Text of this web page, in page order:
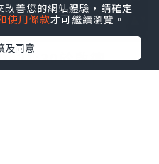
於啟德
善您的網站體驗，請確定
使用條款才可繼續瀏覽。
及同意